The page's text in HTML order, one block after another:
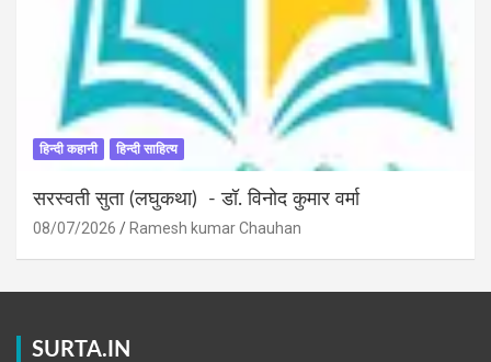
हिन्दी कहानी हिन्दी साहित्य
सरस्वती सुता (लघुकथा) ​- डॉ. विनोद कुमार वर्मा
08/07/2026 Ramesh kumar Chauhan
SURTA.IN